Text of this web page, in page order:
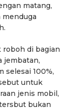
matang,
menduga
roboh di bagian
jembatan,
selesai 100%,
untuk
jenis mobil,
bukan